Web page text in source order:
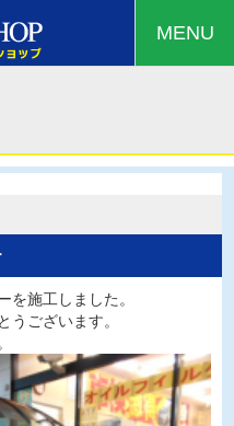
MENU
を施工しました。
うございます。